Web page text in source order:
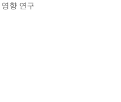
향 연구